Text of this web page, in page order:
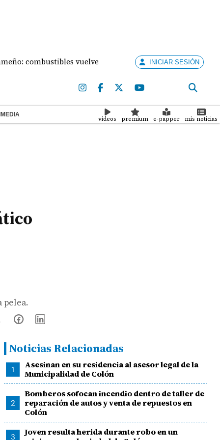
vuelven a subir este viernes Mal tiempo
INICIAR SESIÓN
videos premium e-papper mis noticias
pelea.
Noticias Relacionadas
1
Asesinan en su residencia al asesor legal de la
Municipalidad de Colón
2
Bomberos sofocan incendio dentro de taller de
reparación de autos y venta de repuestos en
Colón
3
Joven resulta herida durante robo en un